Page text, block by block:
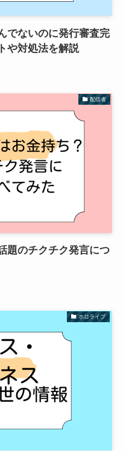
でないのに発行審査完
や対処法を解説
配信者
題のチクチク発言につ
ホロライブ